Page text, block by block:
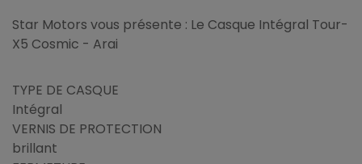
Star Motors vous présente : Le Casque Intégral Tour-
X5 Cosmic - Arai
TYPE DE CASQUE
Intégral
VERNIS DE PROTECTION
brillant